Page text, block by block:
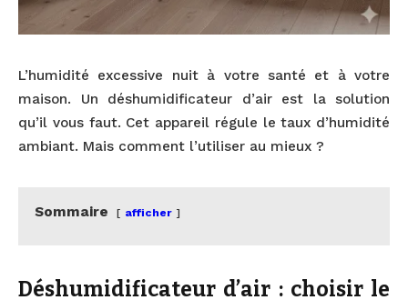
L’humidité excessive nuit à votre santé et à votre
maison. Un déshumidificateur d’air est la solution
qu’il vous faut. Cet appareil régule le taux d’humidité
ambiant. Mais comment l’utiliser au mieux ?
Sommaire afficher
Déshumidificateur d’air : choisir le